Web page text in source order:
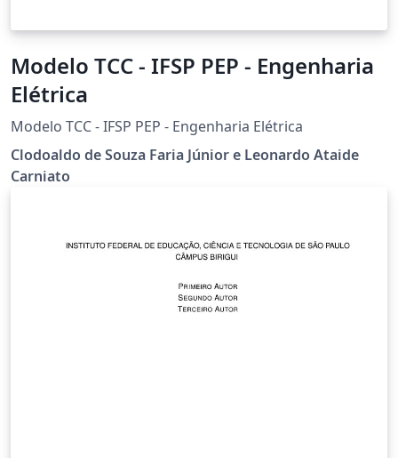
Modelo TCC - IFSP PEP - Engenharia
Elétrica
Modelo TCC - IFSP PEP - Engenharia Elétrica
Clodoaldo de Souza Faria Júnior e Leonardo Ataide
Carniato